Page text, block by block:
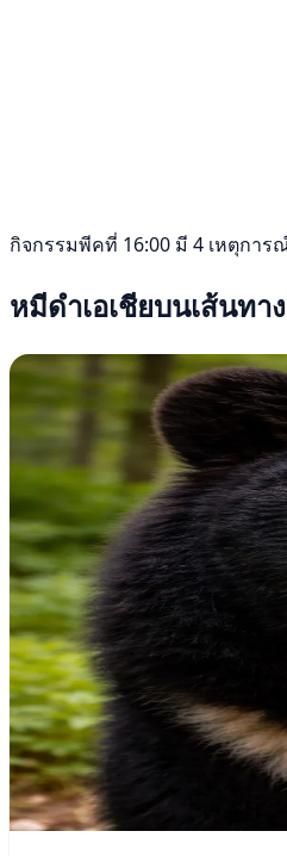
กิจกรรมพีคที่ 16:00 มี 4 เหตุการ
หมีดำเอเชียบนเส้นท